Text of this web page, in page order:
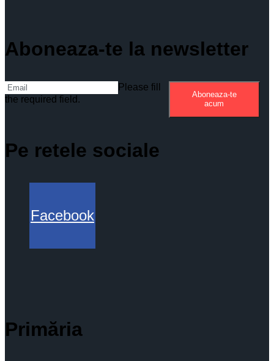
Aboneaza-te la newsletter
Please fill
the required field.
Aboneaza-te
acum
Pe retele sociale
Facebook
Primăria